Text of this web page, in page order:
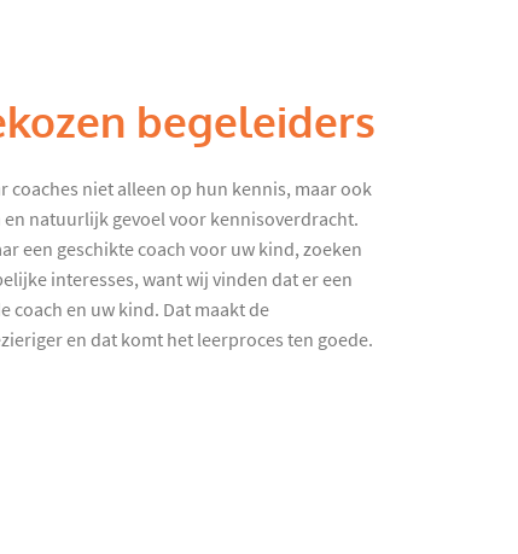
begeleiders
coaches niet alleen op hun kennis, maar ook
natuurlijk gevoel voor kennisoverdracht.
een geschikte coach voor uw kind, zoeken
interesses, want wij vinden dat er een
coach en uw kind. Dat maakt de
en dat komt het leerproces ten goede.